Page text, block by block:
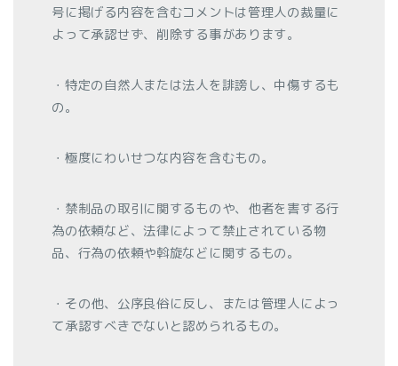
号に掲げる内容を含むコメントは管理人の裁量に
よって承認せず、削除する事があります。
・特定の自然人または法人を誹謗し、中傷するも
の。
・極度にわいせつな内容を含むもの。
・禁制品の取引に関するものや、他者を害する行
為の依頼など、法律によって禁止されている物
品、行為の依頼や斡旋などに関するもの。
・その他、公序良俗に反し、または管理人によっ
て承認すべきでないと認められるもの。